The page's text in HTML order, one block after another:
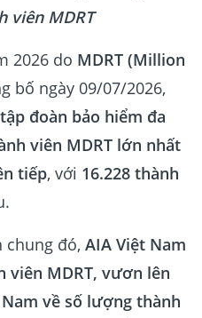
viên MDRT
2026 do MDRT (Million
bố ngày 09/07/2026,
tập đoàn bảo hiểm đa
viên MDRT lớn nhất
tiếp, với 16.228 thành
đó, AIA Việt Nam
viên MDRT, vươn lên
về số lượng thành